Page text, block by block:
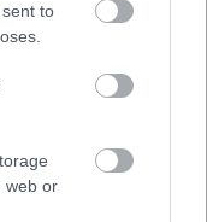
to
web or
az új
János
lehetőségei
más
a
Megjegyezte,